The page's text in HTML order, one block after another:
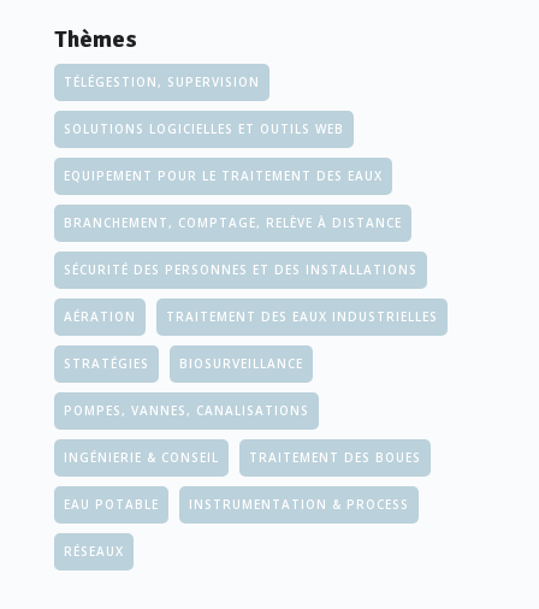
Thèmes
TÉLÉGESTION, SUPERVISION
SOLUTIONS LOGICIELLES ET OUTILS WEB
EQUIPEMENT POUR LE TRAITEMENT DES EAUX
BRANCHEMENT, COMPTAGE, RELÈVE À DISTANCE
SÉCURITÉ DES PERSONNES ET DES INSTALLATIONS
AÉRATION TRAITEMENT DES EAUX INDUSTRIELLES
STRATÉGIES BIOSURVEILLANCE
POMPES, VANNES, CANALISATIONS
INGÉNIERIE & CONSEIL TRAITEMENT DES BOUES
EAU POTABLE INSTRUMENTATION & PROCESS
RÉSEAUX